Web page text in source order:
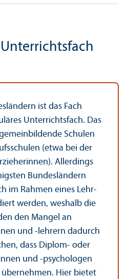
ist das Fach
Unter­richtsfach. Das
Schulen
(etwa bei der
Allerdings
Bundes­ländern
im Rahmen eines Lehr­
werden, weshalb die
den Mangel an
und -lehr­ern dadurch
dass Diplom- oder
und -psychologen
Hier bietet